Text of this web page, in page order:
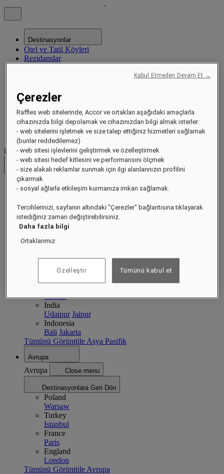
Destinasyonlar
Otel ve Tatil Köyleri
Rezidanslar
Butik
Raffles’ta Sürdürülebilirlik
Yakında Açılıyor
Hakkında
Dergi
Destinasyonlar
Geri
Asya Pasifik
Asya Pasifik Close menu
Destinasyonlara Geri Dön
Raffles Shenzhen
Singapore Sentosa
Cambodia
Manila
India
Udaipur Jaipur
Indonesia
Bali Jakarta
Tümünü Görüntüle Asya Pasifik
Avrupa
Avrupa Close menu
Destinasyonlara Geri Dön
Poland
Warsaw
Turkey
Istanbul
France
Paris
England
London
Tümünü Görüntüle Avrupa
Çerezler
Raffles web sitelerinde, Accor ve ortakları aşağıdaki amaçlarla
cihazınızda bilgi depolamak ve cihazınızdan bilgi almak isterler:
- web sitelerini işletmek ve size talep ettiğiniz hizmetleri sağlamak
(bunlar reddedilemez)
- web sitesi işlevlerini geliştirmek ve özelleştirmek
- web sitesi hedef kitlesini ve performansını ölçmek
- size alakalı reklamlar sunmak için ilgi alanlarınızın profilini
çıkarmak
- sosyal ağlarla etkileşim kurmanıza imkan sağlamak.
Tercihlerinizi, sayfanın altındaki "Çerezler" bağlantısına tıklayarak
istediğiniz zaman değiştirebilirsiniz.
Daha fazla bilgi
Ortaklarımız
Özelleştir Tümünü kabul et
Kabul Etmeden Devam Et →